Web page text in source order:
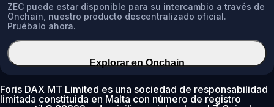
ZEC puede estar disponible para su intercambio a través de
Onchain, nuestro producto descentralizado oficial.
Pruébalo ahora.
Explorar en Onchain
Foris DAX MT Limited es una sociedad de responsabilidad
limitada constituida en Malta con número de registro